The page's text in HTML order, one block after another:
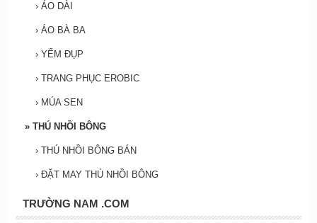
› ÁO DÀI
› ÁO BÀ BA
› YẾM ĐỤP
› TRANG PHỤC EROBIC
› MÚA SEN
» THÚ NHỒI BÔNG
› THÚ NHỒI BÔNG BÁN
› ĐẶT MAY THÚ NHỒI BÔNG
TRƯỜNG NAM .COM